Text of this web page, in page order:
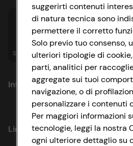
Spesa online Assicurazioni
Informazioni
Privacy Policy
Cookie Policy
Link utili
suggerirti contenuti
di natura tecnica sono
permettere il corretto
Solo previo tuo consenso,
ulteriori tipologie di
parti, analitici per
aggregate sui tuoi
navigazione, o di
personalizzare i contenuti
Per maggiori informazioni
tecnologie, leggi la nostra
ogni ulteriore dettaglio su